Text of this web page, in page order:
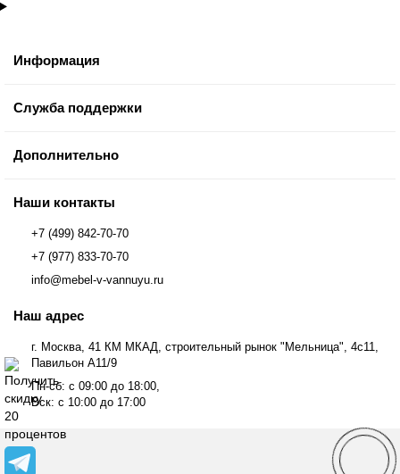
Информация
Служба поддержки
Дополнительно
Наши контакты
+7 (499) 842-70-70
+7 (977) 833-70-70
info@mebel-v-vannuyu.ru
Наш адрес
г. Москва, 41 КМ МКАД, строительный рынок "Мельница", 4с11,
Павильон А11/9
Пн-сб: с 09:00 до 18:00,
Вск: с 10:00 до 17:00